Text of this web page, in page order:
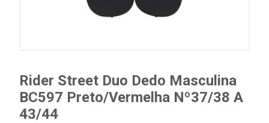
Rider Street Duo Dedo Masculina
BC597 Preto/Vermelha Nº37/38 A
43/44